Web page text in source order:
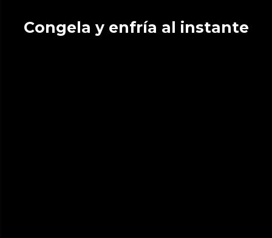
Congela y enfría al instante